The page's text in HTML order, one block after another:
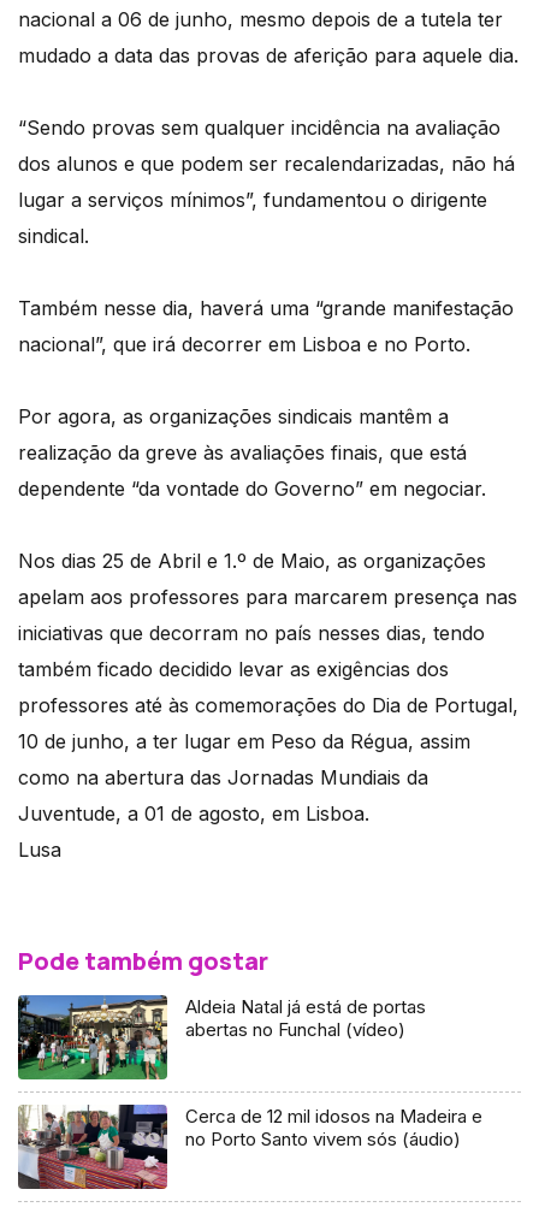
nacional a 06 de junho, mesmo depois de a tutela ter
mudado a data das provas de aferição para aquele dia.
“Sendo provas sem qualquer incidência na avaliação
dos alunos e que podem ser recalendarizadas, não há
lugar a serviços mínimos”, fundamentou o dirigente
sindical.
Também nesse dia, haverá uma “grande manifestação
nacional”, que irá decorrer em Lisboa e no Porto.
Por agora, as organizações sindicais mantêm a
realização da greve às avaliações finais, que está
dependente “da vontade do Governo” em negociar.
Nos dias 25 de Abril e 1.º de Maio, as organizações
apelam aos professores para marcarem presença nas
iniciativas que decorram no país nesses dias, tendo
também ficado decidido levar as exigências dos
professores até às comemorações do Dia de Portugal,
10 de junho, a ter lugar em Peso da Régua, assim
como na abertura das Jornadas Mundiais da
Juventude, a 01 de agosto, em Lisboa.
Lusa
Pode também gostar
Aldeia Natal já está de portas
abertas no Funchal (vídeo)
Cerca de 12 mil idosos na Madeira e
no Porto Santo vivem sós (áudio)